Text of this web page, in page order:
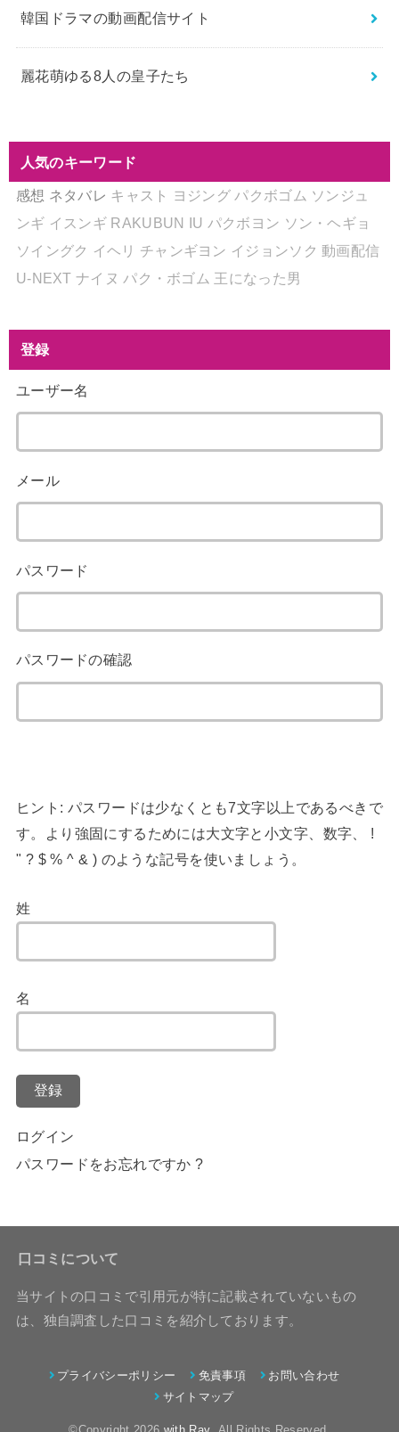
韓国ドラマの動画配信サイト
麗花萌ゆる8人の皇子たち
人気のキーワード
感想 ネタバレ キャスト ヨジング パクボゴム ソンジュ
ンギ イスンギ RAKUBUN IU パクボヨン ソン・ヘギョ
ソイングク イヘリ チャンギヨン イジョンソク 動画配信
U-NEXT ナイヌ パク・ボゴム 王になった男
登録
ユーザー名
メール
パスワード
パスワードの確認
ヒント: パスワードは少なくとも7文字以上であるべきで
す。より強固にするためには大文字と小文字、数字、 !
" ? $ % ^ & ) のような記号を使いましょう。
姓
名
登録
ログイン
パスワードをお忘れですか ?
口コミについて
当サイトの口コミで引用元が特に記載されていないもの
は、独自調査した口コミを紹介しております。
プライバシーポリシー 免責事項
お問い合わせ
サイトマップ